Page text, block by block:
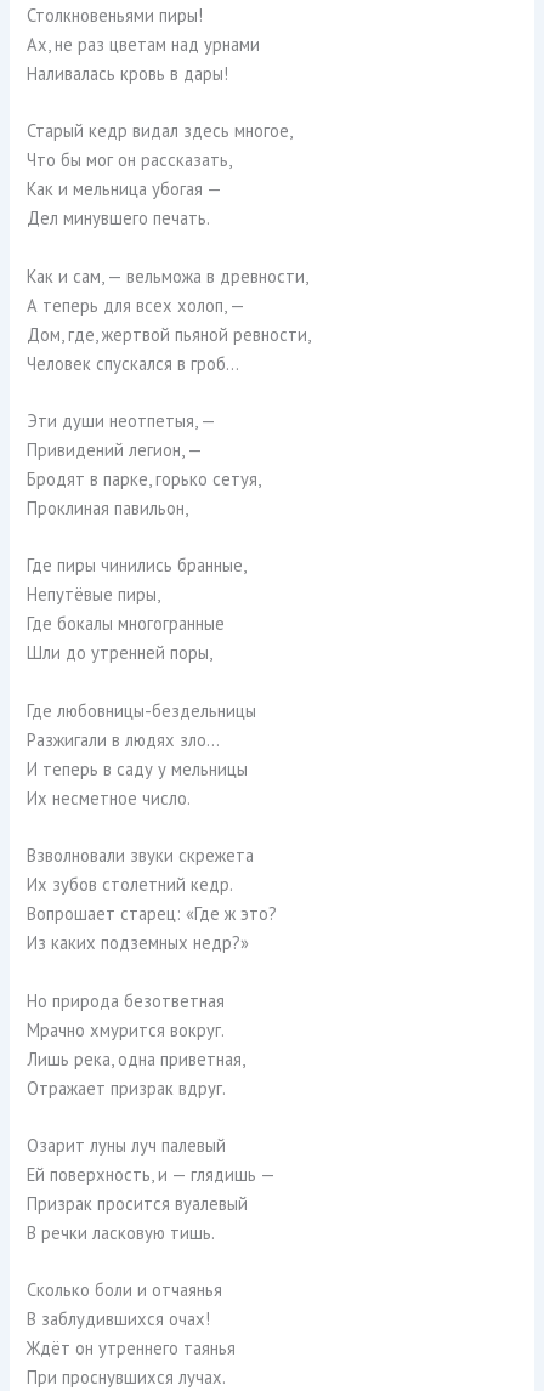
Столкновеньями пиры!
Ах, не раз цветам над урнами
Наливалась кровь в дары!
Старый кедр видал здесь многое,
Что бы мог он рассказать,
Как и мельница убогая —
Дел минувшего печать.
Как и сам, — вельможа в древности,
А теперь для всех холоп, —
Дом, где, жертвой пьяной ревности,
Человек спускался в гроб…
Эти души неотпетыя, —
Привидений легион, —
Бродят в парке, горько сетуя,
Проклиная павильон,
Где пиры чинились бранные,
Непутёвые пиры,
Где бокалы многогранные
Шли до утренней поры,
Где любовницы-бездельницы
Разжигали в людях зло…
И теперь в саду у мельницы
Их несметное число.
Взволновали звуки скрежета
Их зубов столетний кедр.
Вопрошает старец: «Где ж это?
Из каких подземных недр?»
Но природа безответная
Мрачно хмурится вокруг.
Лишь река, одна приветная,
Отражает призрак вдруг.
Озарит луны луч палевый
Ей поверхность, и — глядишь —
Призрак просится вуалевый
В речки ласковую тишь.
Сколько боли и отчаянья
В заблудившихся очах!
Ждёт он утреннего таянья
При проснувшихся лучах.